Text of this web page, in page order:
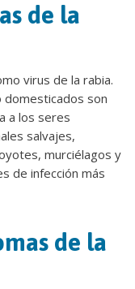
de la
virus de la rabia.
domesticados son
a los seres
salvajes,
murciélagos y
de infección más
de la